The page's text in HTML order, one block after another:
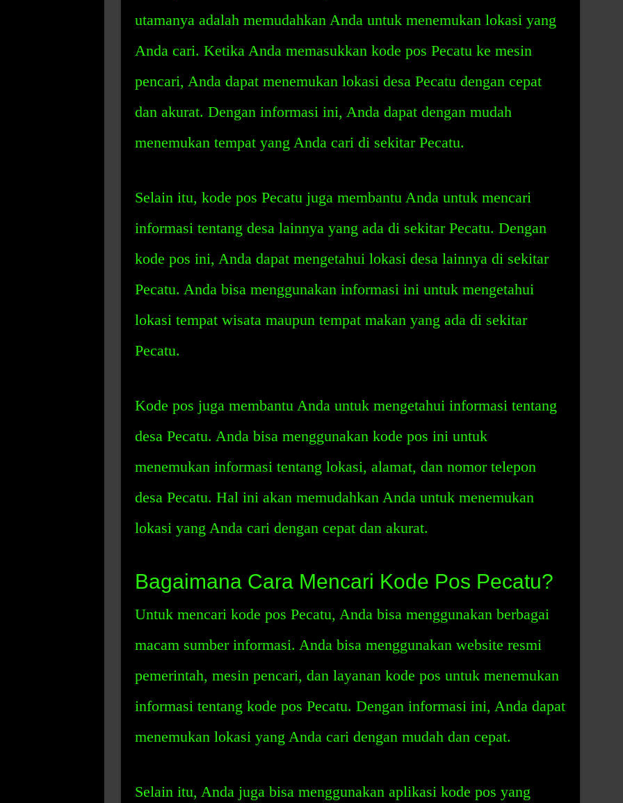
utamanya adalah memudahkan Anda untuk menemukan lokasi yang
Anda cari. Ketika Anda memasukkan kode pos Pecatu ke mesin
pencari, Anda dapat menemukan lokasi desa Pecatu dengan cepat
dan akurat. Dengan informasi ini, Anda dapat dengan mudah
menemukan tempat yang Anda cari di sekitar Pecatu.
Selain itu, kode pos Pecatu juga membantu Anda untuk mencari
informasi tentang desa lainnya yang ada di sekitar Pecatu. Dengan
kode pos ini, Anda dapat mengetahui lokasi desa lainnya di sekitar
Pecatu. Anda bisa menggunakan informasi ini untuk mengetahui
lokasi tempat wisata maupun tempat makan yang ada di sekitar
Pecatu.
Kode pos juga membantu Anda untuk mengetahui informasi tentang
desa Pecatu. Anda bisa menggunakan kode pos ini untuk
menemukan informasi tentang lokasi, alamat, dan nomor telepon
desa Pecatu. Hal ini akan memudahkan Anda untuk menemukan
lokasi yang Anda cari dengan cepat dan akurat.
Bagaimana Cara Mencari Kode Pos Pecatu?
Untuk mencari kode pos Pecatu, Anda bisa menggunakan berbagai
macam sumber informasi. Anda bisa menggunakan website resmi
pemerintah, mesin pencari, dan layanan kode pos untuk menemukan
informasi tentang kode pos Pecatu. Dengan informasi ini, Anda dapat
menemukan lokasi yang Anda cari dengan mudah dan cepat.
Selain itu, Anda juga bisa menggunakan aplikasi kode pos yang